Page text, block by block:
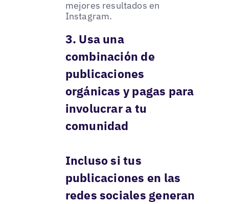
mejores resultados en
Instagram.
3. Usa una
combinación de
publicaciones
orgánicas y pagas para
involucrar a tu
comunidad
Incluso si tus
publicaciones en las
redes sociales generan